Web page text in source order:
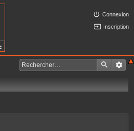
Connexion
Inscription